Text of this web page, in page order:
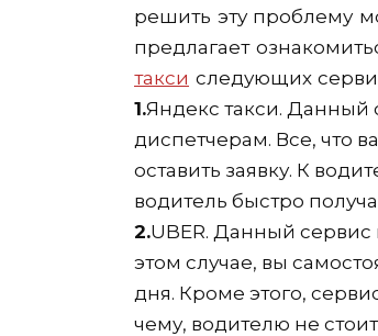
решить эту проблему
предлагает
такси следующих
1.Яндекс такси. Данный
диспетчерам. Все, что
оставить заявку. К
водитель быстро
2.UBER. Данный сервис
этом случае, вы
дня. Кроме этого,
чему, водителю не